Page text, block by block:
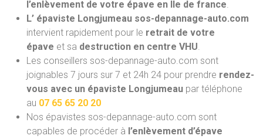
l’enlèvement de votre épave en Ile de france.
L’ épaviste Longjumeau sos-depannage-auto.com
intervient rapidement pour le retrait de votre
épave et sa destruction en centre VHU.
Les conseillers sos-depannage-auto.com sont
joignables 7 jours sur 7 et 24h 24 pour prendre rendez-
vous avec un épaviste Longjumeau par téléphone
au 07 65 65 20 20
Nos épavistes sos-depannage-auto.com sont
capables de procéder à l’enlèvement d’épave